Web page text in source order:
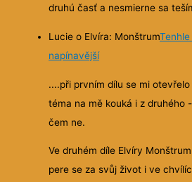
druhú časť a nesmierne sa
Lucie o Elvíra: Monštrum
napínavější
....při prvním dílu se mi
téma na mě kouká i z druhého
čem ne.
Ve druhém díle Elvíry
pere se za svůj život i ve